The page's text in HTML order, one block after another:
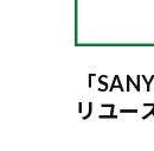
「
リユー